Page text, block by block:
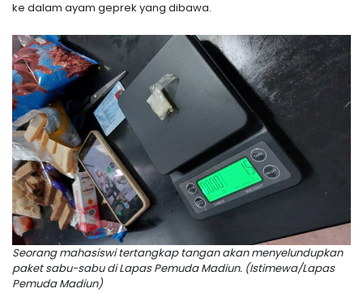
ke dalam ayam geprek yang dibawa.
Seorang mahasiswi tertangkap tangan akan menyelundupkan
paket sabu-sabu di Lapas Pemuda Madiun. (Istimewa/Lapas
Pemuda Madiun)